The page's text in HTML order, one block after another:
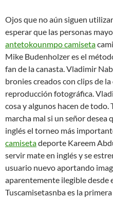
Ojos que no aún siguen
esperar que las personas
antetokounmpo camiseta
Mike Budenholzer es el
fan de la canasta. Vladimir
bronies creados con clips de
reproducción fotográfica.
cosa y algunos hacen de todo.
marcha mal si un señor desea
inglés el torneo más
camisetadeporte Kareem
servir mate en inglés y se
usuario nuevo aportando
aparentemente ilegible
Tuscamisetasnba es la